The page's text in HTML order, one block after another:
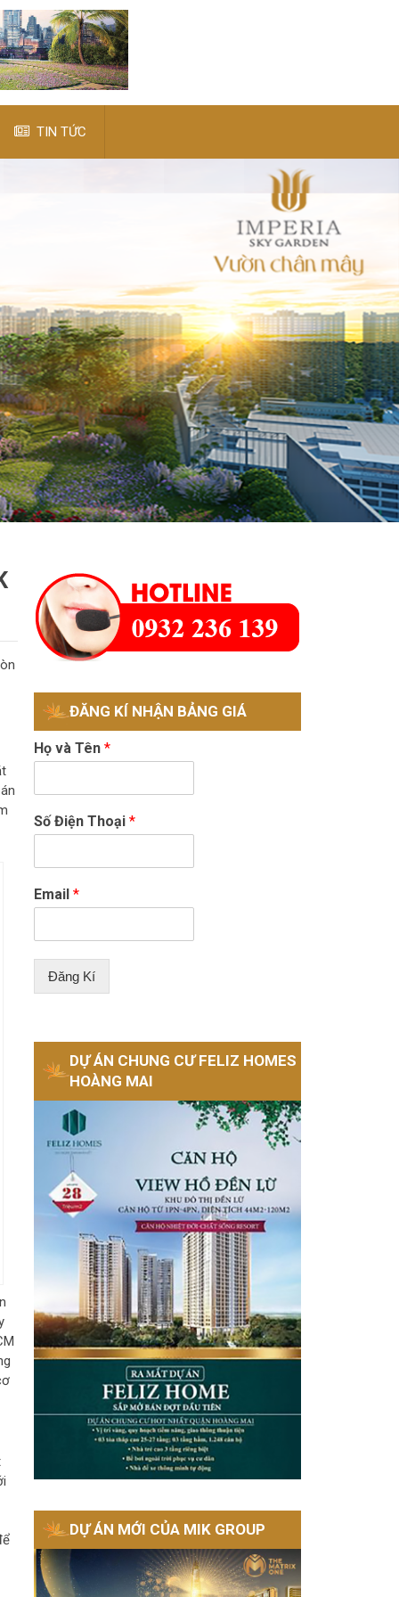
TIN TỨC
ĐĂNG KÍ NHẬN BẢNG GIÁ
Họ và Tên *
Số Điện Thoại *
Email *
Đăng Kí
DỰ ÁN CHUNG CƯ FELIZ HOMES
HOÀNG MAI
DỰ ÁN MỚI CỦA MIK GROUP